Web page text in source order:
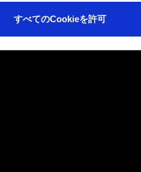
すべてのCookieを許可